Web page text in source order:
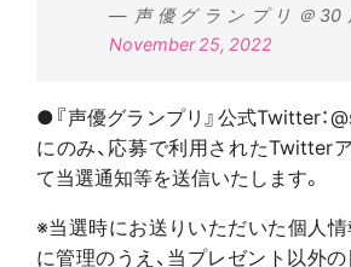
— 声優グランプリ＠30
November 25, 2022
●『声優グランプリ』公式Twitter
にのみ、応募で利用されたTwitter
て当選通知等を送信いたします。
※当選時にお送りいただいた個人